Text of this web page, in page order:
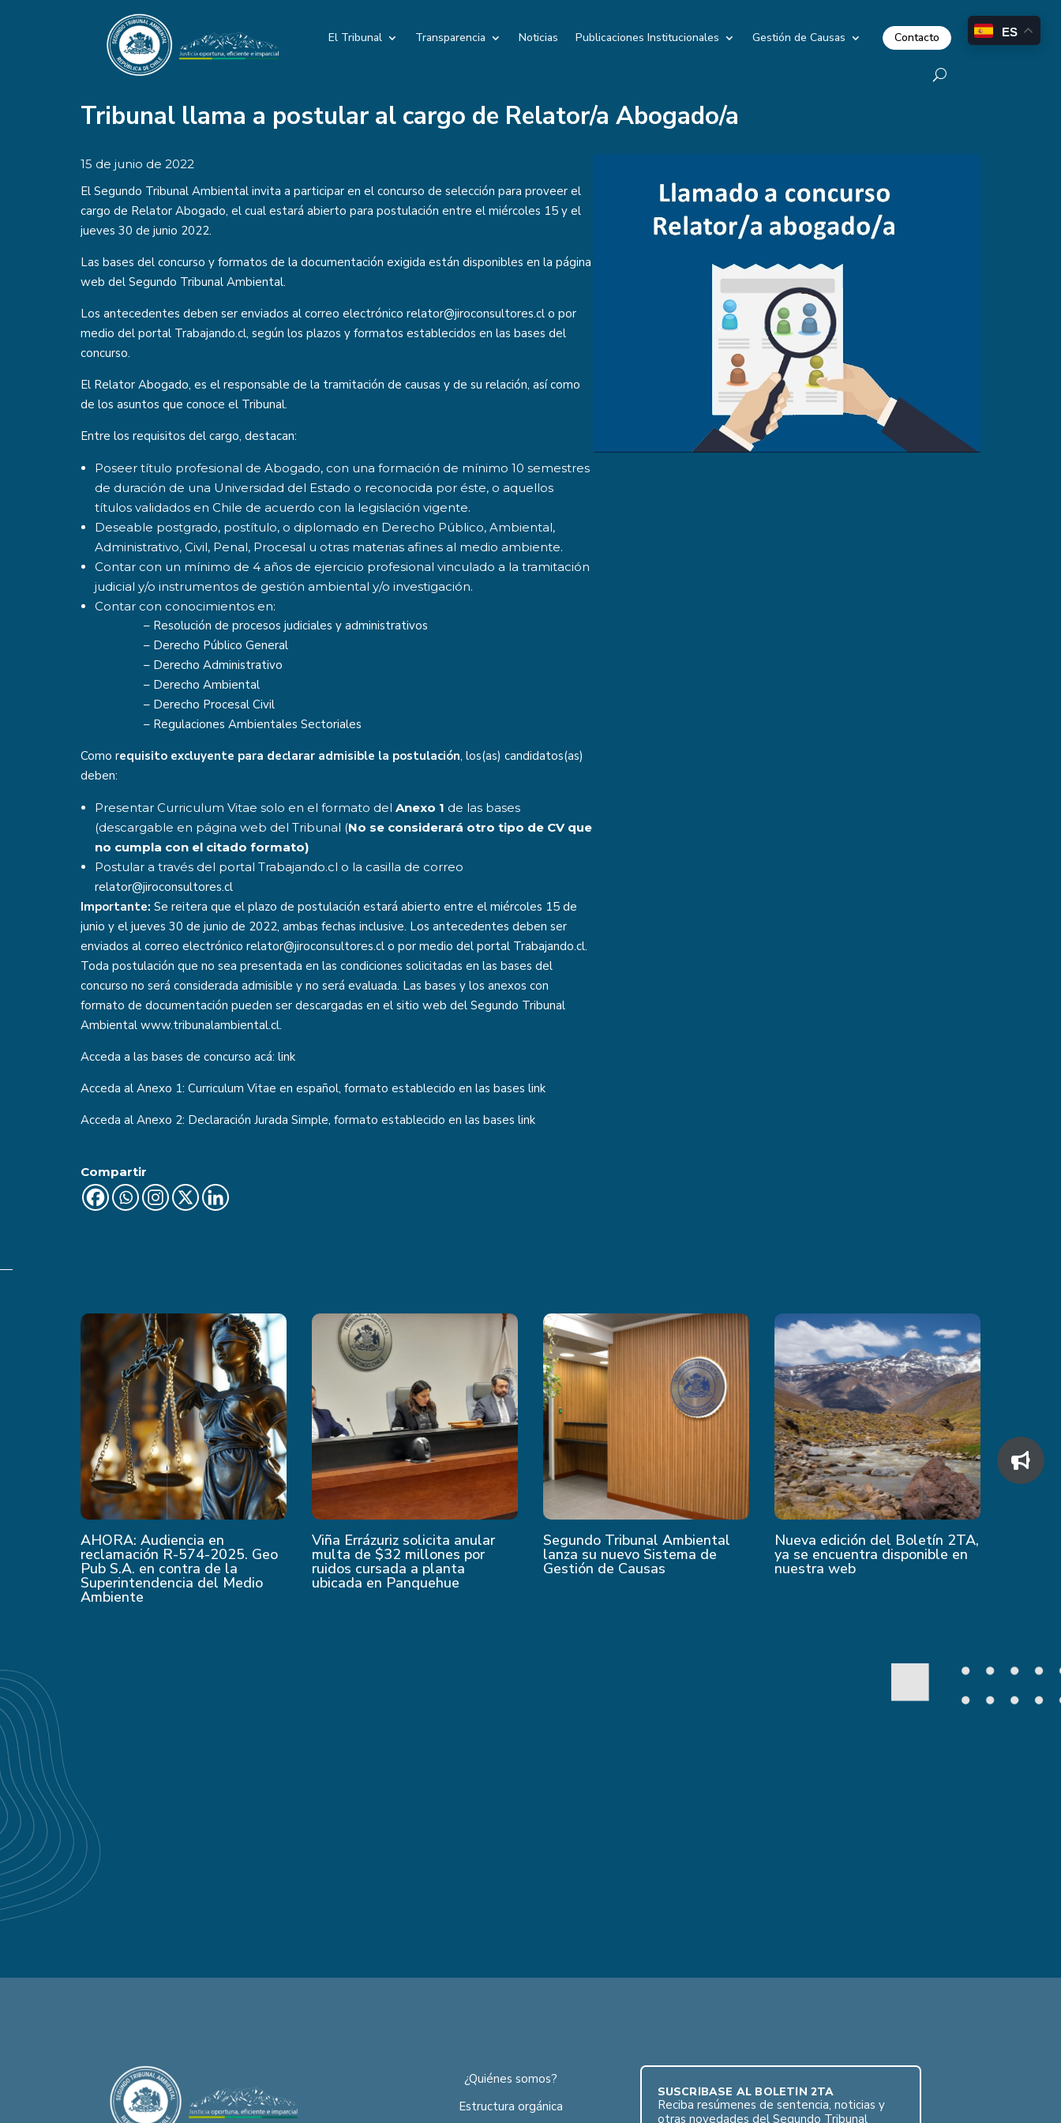
El Tribunal Transparencia Noticias Publicaciones Institucionales Gestión de Causas Contacto
Tribunal llama a postular al cargo de Relator/a Abogado/a
15 de junio de 2022
El Segundo Tribunal Ambiental invita a participar en el concurso de selección para proveer el
cargo de Relator Abogado, el cual estará abierto para postulación entre el miércoles 15 y el
jueves 30 de junio 2022.
Las bases del concurso y formatos de la documentación exigida están disponibles en la página
web del Segundo Tribunal Ambiental.
Los antecedentes deben ser enviados al correo electrónico relator@jiroconsultores.cl o por
medio del portal Trabajando.cl, según los plazos y formatos establecidos en las bases del
concurso.
El Relator Abogado, es el responsable de la tramitación de causas y de su relación, así como
de los asuntos que conoce el Tribunal.
Entre los requisitos del cargo, destacan:
Poseer título profesional de Abogado, con una formación de mínimo 10 semestres
de duración de una Universidad del Estado o reconocida por éste, o aquellos
títulos validados en Chile de acuerdo con la legislación vigente.
Deseable postgrado, postítulo, o diplomado en Derecho Público, Ambiental,
Administrativo, Civil, Penal, Procesal u otras materias afines al medio ambiente.
Contar con un mínimo de 4 años de ejercicio profesional vinculado a la tramitación
judicial y/o instrumentos de gestión ambiental y/o investigación.
Contar con conocimientos en:
– Resolución de procesos judiciales y administrativos
– Derecho Público General
– Derecho Administrativo
– Derecho Ambiental
– Derecho Procesal Civil
– Regulaciones Ambientales Sectoriales
Como requisito excluyente para declarar admisible la postulación, los(as) candidatos(as)
deben:
Presentar Curriculum Vitae solo en el formato del Anexo 1 de las bases
(descargable en página web del Tribunal (No se considerará otro tipo de CV que
no cumpla con el citado formato)
Postular a través del portal Trabajando.cl o la casilla de correo
relator@jiroconsultores.cl
Importante: Se reitera que el plazo de postulación estará abierto entre el miércoles 15 de
junio y el jueves 30 de junio de 2022, ambas fechas inclusive. Los antecedentes deben ser
enviados al correo electrónico relator@jiroconsultores.cl o por medio del portal Trabajando.cl.
Toda postulación que no sea presentada en las condiciones solicitadas en las bases del
concurso no será considerada admisible y no será evaluada. Las bases y los anexos con
formato de documentación pueden ser descargadas en el sitio web del Segundo Tribunal
Ambiental www.tribunalambiental.cl.
Acceda a las bases de concurso acá: link
Acceda al Anexo 1: Curriculum Vitae en español, formato establecido en las bases link
Acceda al Anexo 2: Declaración Jurada Simple, formato establecido en las bases link
Compartir
AHORA: Audiencia en
reclamación R-574-2025. Geo
Pub S.A. en contra de la
Superintendencia del Medio
Ambiente
Viña Errázuriz solicita anular
multa de $32 millones por
ruidos cursada a planta
ubicada en Panquehue
Segundo Tribunal Ambiental
lanza su nuevo Sistema de
Gestión de Causas
Nueva edición del Boletín 2TA,
ya se encuentra disponible en
nuestra web
¿Quiénes somos?
Estructura orgánica
SUSCRÍBASE AL BOLETÍN 2TA
Reciba resúmenes de sentencia, noticias y
otras novedades del Segundo Tribunal
ES